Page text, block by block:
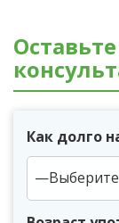
Как долго